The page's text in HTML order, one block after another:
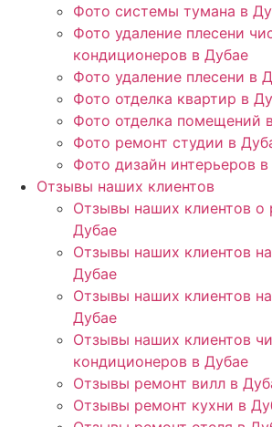
Фото системы тумана в
Фото удаление плесени
кондиционеров в Дубае
Фото удаление плесени в
Фото отделка квартир в
Фото отделка помещений
Фото ремонт студии в
Фото дизайн интерьеров
Отзывы наших клиентов
Отзывы наших клиентов о
Дубае
Отзывы наших клиентов
Дубае
Отзывы наших клиентов
Дубае
Отзывы наших клиентов
кондиционеров в Дубае
Отзывы ремонт вилл в
Отзывы ремонт кухни в